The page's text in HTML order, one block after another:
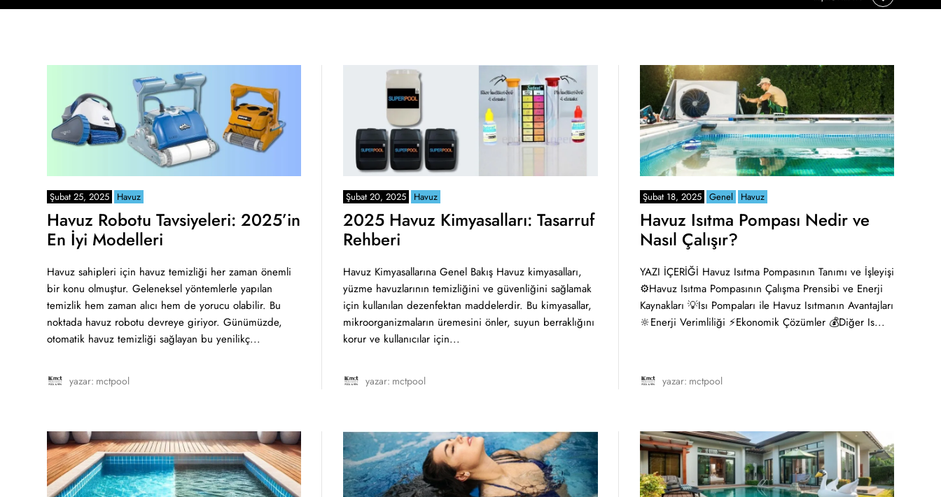
Şubat 25, 2025 Havuz
Havuz Robotu Tavsiyeleri: 2025’in
En İyi Modelleri
Havuz sahipleri için havuz temizliği her zaman önemli
bir konu olmuştur. Geleneksel yöntemlerle yapılan
temizlik hem zaman alıcı hem de yorucu olabilir. Bu
noktada havuz robotu devreye giriyor. Günümüzde,
otomatik havuz temizliği sağlayan bu yenilikç...
yazar: mctpool
Şubat 20, 2025 Havuz
2025 Havuz Kimyasalları: Tasarruf
Rehberi
Havuz Kimyasallarına Genel Bakış Havuz kimyasalları,
yüzme havuzlarının temizliğini ve güvenliğini sağlamak
için kullanılan dezenfektan maddelerdir. Bu kimyasallar,
mikroorganizmaların üremesini önler, suyun berraklığını
korur ve kullanıcılar için...
yazar: mctpool
Şubat 18, 2025 Genel Havuz
Havuz Isıtma Pompası Nedir ve
Nasıl Çalışır?
YAZI İÇERİĞİ Havuz Isıtma Pompasının Tanımı ve İşleyişi
⚙️Havuz Isıtma Pompasının Çalışma Prensibi ve Enerji
Kaynakları 💡Isı Pompaları ile Havuz Isıtmanın Avantajları
🔆Enerji Verimliliği ⚡Ekonomik Çözümler 💰Diğer Is...
yazar: mctpool